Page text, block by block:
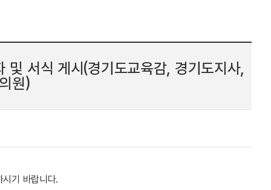
및 서식 게시(경기도교육감, 경기도지사,
원)
기 바랍니다.